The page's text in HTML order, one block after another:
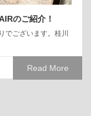
のご紹介！
でございます。桂川
Read More